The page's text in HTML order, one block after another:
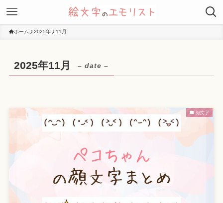
ホーム 2025年 11月
2025年11月 – date –
顔文字